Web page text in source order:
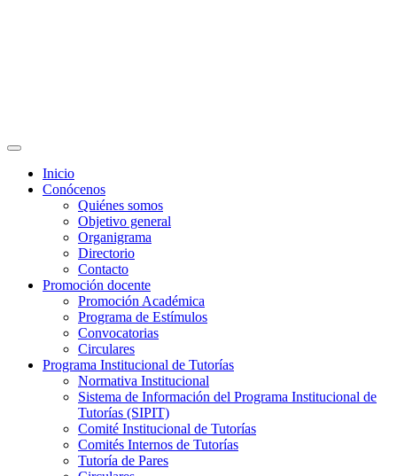
Inicio
Conócenos
Quiénes somos
Objetivo general
Organigrama
Directorio
Contacto
Promoción docente
Promoción Académica
Programa de Estímulos
Convocatorias
Circulares
Programa Institucional de Tutorías
Normativa Institucional
Sistema de Información del Programa Institucional de
Tutorías (SIPIT)
Comité Institucional de Tutorías
Comités Internos de Tutorías
Tutoría de Pares